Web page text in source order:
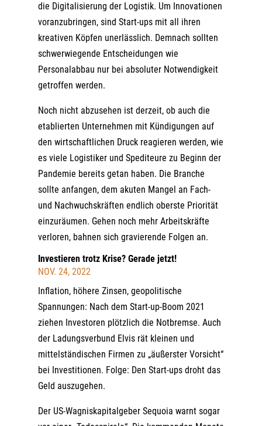
die Digitalisierung der Logistik. Um Innovationen
voranzubringen, sind Start-ups mit all ihren
kreativen Köpfen unerlässlich. Demnach sollten
schwerwiegende Entscheidungen wie
Personalabbau nur bei absoluter Notwendigkeit
getroffen werden.
Noch nicht abzusehen ist derzeit, ob auch die
etablierten Unternehmen mit Kündigungen auf
den wirtschaftlichen Druck reagieren werden, wie
es viele Logistiker und Spediteure zu Beginn der
Pandemie bereits getan haben. Die Branche
sollte anfangen, dem akuten Mangel an Fach-
und Nachwuchskräften endlich oberste Priorität
einzuräumen. Gehen noch mehr Arbeitskräfte
verloren, bahnen sich gravierende Folgen an.
Investieren trotz Krise? Gerade jetzt!
NOV. 24, 2022
Inflation, höhere Zinsen, geopolitische
Spannungen: Nach dem Start-up-Boom 2021
ziehen Investoren plötzlich die Notbremse. Auch
der Ladungsverbund Elvis rät kleinen und
mittelständischen Firmen zu „äußerster Vorsicht“
bei Investitionen. Folge: Den Start-ups droht das
Geld auszugehen.
Der US-Wagniskapitalgeber Sequoia warnt sogar